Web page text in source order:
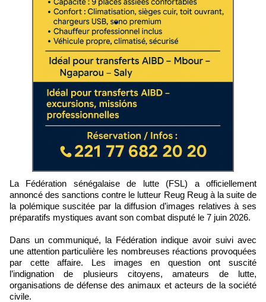
La Fédération sénégalaise de lutte (FSL) a officiellement
annoncé des sanctions contre le lutteur Reug Reug à la suite de
la polémique suscitée par la diffusion d’images relatives à ses
préparatifs mystiques avant son combat disputé le 7 juin 2026.
Dans un communiqué, la Fédération indique avoir suivi avec
une attention particulière les nombreuses réactions provoquées
par cette affaire. Les images en question ont suscité
l’indignation de plusieurs citoyens, amateurs de lutte,
organisations de défense des animaux et acteurs de la société
civile.